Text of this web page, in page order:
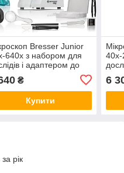
Bresser Junior
640x з набором для
і адаптером до
₴
Купити
6
рік